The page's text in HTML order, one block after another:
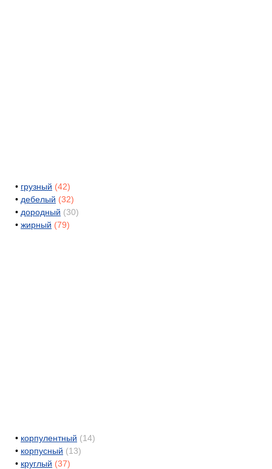
• грузный (42)
• дебелый (32)
• дородный (30)
• жирный (79)
• корпулентный (14)
• корпусный (13)
• круглый (37)